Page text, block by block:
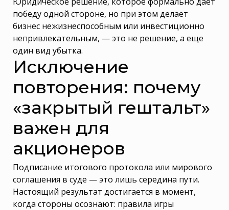
победу одной стороне, но при этом делает
бизнес нежизнеспособным или инвестиционно
непривлекательным, — это не решение, а еще
один вид убытка.
Исключение
повторения: почему
«закрытый гештальт»
важен для
акционеров
Подписание итогового протокола или мирового
соглашения в суде — это лишь середина пути.
Настоящий результат достигается в момент,
когда стороны осознают: правила игры